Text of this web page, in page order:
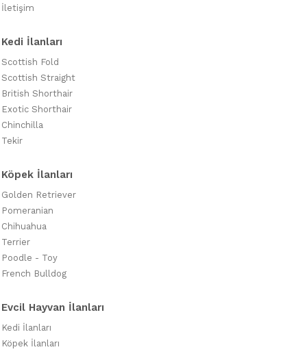
İletişim
Kedi İlanları
Scottish Fold
Scottish Straight
British Shorthair
Exotic Shorthair
Chinchilla
Tekir
Köpek İlanları
Golden Retriever
Pomeranian
Chihuahua
Terrier
Poodle - Toy
French Bulldog
Evcil Hayvan İlanları
Kedi İlanları
Köpek İlanları